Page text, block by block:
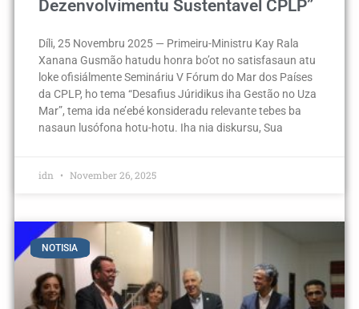
Dezenvolvimentu Sustentavel CPLP”
Díli, 25 Novembru 2025 — Primeiru-Ministru Kay Rala
Xanana Gusmão hatudu honra bo’ot no satisfasaun atu
loke ofisiálmente Semináriu V Fórum do Mar dos Países
da CPLP, ho tema “Desafius Júridikus iha Gestão no Uza
Mar”, tema ida ne’ebé konsideradu relevante tebes ba
nasaun lusófona hotu-hotu. Iha nia diskursu, Sua
idn November 26, 2025
NOTISIA